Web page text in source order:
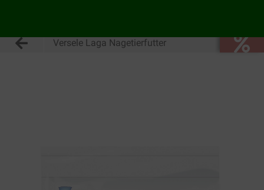
Versele Laga Nagetierfutter